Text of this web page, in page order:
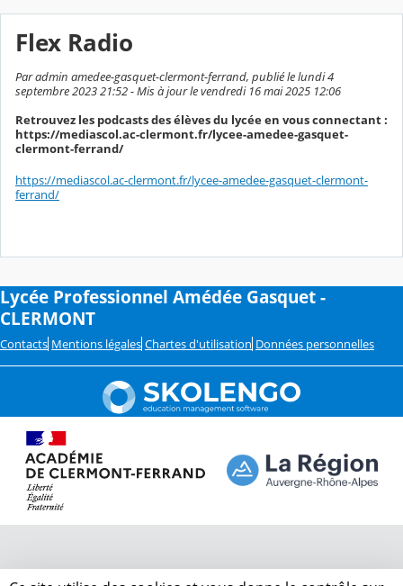
Flex Radio
Par admin amedee-gasquet-clermont-ferrand, publié le lundi 4
septembre 2023 21:52 - Mis à jour le vendredi 16 mai 2025 12:06
Retrouvez les podcasts des élèves du lycée en vous connectant :
https://mediascol.ac-clermont.fr/lycee-amedee-gasquet-
clermont-ferrand/
https://mediascol.ac-clermont.fr/lycee-amedee-gasquet-clermont-
ferrand/
Lycée Professionnel Amédée Gasquet -
CLERMONT
Contacts Mentions légales Chartes d'utilisation Données personnelles